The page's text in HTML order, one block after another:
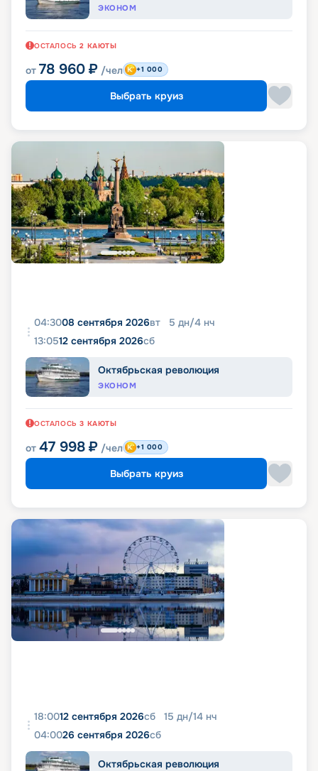
ЭКОНОМ
ОСТАЛОСЬ 2 КАЮТЫ
от 78 960 ₽ /чел +1 000
Выбрать круиз
04:3008 сентября 2026вт 5 дн/4 нч
13:0512 сентября 2026сб
Октябрьская революция
ЭКОНОМ
ОСТАЛОСЬ 3 КАЮТЫ
от 47 998 ₽ /чел +1 000
Выбрать круиз
18:0012 сентября 2026сб 15 дн/14 нч
04:0026 сентября 2026сб
Октябрьская революция